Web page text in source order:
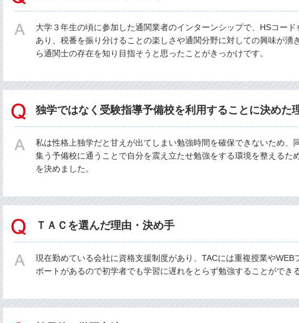
大学３年生の頃に参加した通関業者のインターンシップで、HSコー
あり、税番を振り分けることの楽しさや通関分野に対しての興味が湧
ら通関士の存在を知り目指そうと思ったことがきっかけです。
独学ではなく受験指導予備校を利用することに決めた
私は性格上独学だと甘えが出てしまい勉強時間を確保できないため、
集う予備校に通うことで自分を震え立たせ勉強をする環境を整えるた
を決めました。
ＴＡＣを選んだ理由・決め手
現在勤めている会社に資格支援制度があり、TACには重複授業やWEB
ポートがあるので初学者でも学習に遅れをとらず勉強することができ